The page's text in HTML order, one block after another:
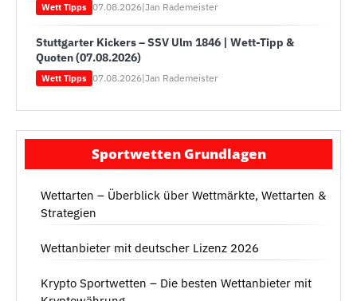
Wett Tipps 07.08.2026|Jan Rademeister
Stuttgarter Kickers – SSV Ulm 1846 | Wett-Tipp &
Quoten (07.08.2026)
Wett Tipps 07.08.2026|Jan Rademeister
Sportwetten Grundlagen
Wettarten – Überblick über Wettmärkte, Wettarten &
Strategien
Wettanbieter mit deutscher Lizenz 2026
Krypto Sportwetten – Die besten Wettanbieter mit